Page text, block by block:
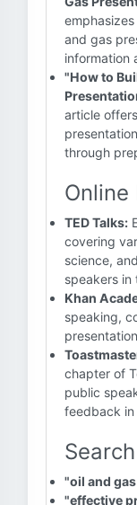
and gas
information
"How to
article
through
Online
TED Talks:
covering
science,
speakers in
Khan
speaking,
chapter of
public
feedback in
"oil and
"effective